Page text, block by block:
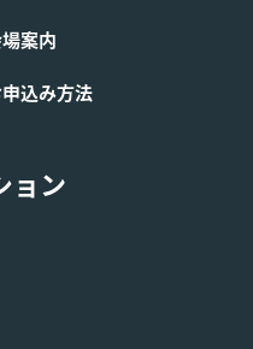
数に満たない場合には、
があります。この場合、
コース開始予定日1週間
お、すでにコースの代金
ースの代金をお客様に返
案内
込み方法
ョン